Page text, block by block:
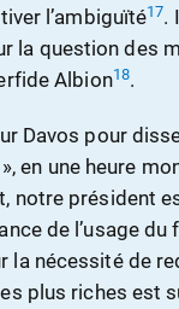
l’ambiguïté17.
la question des
Albion18.
Davos pour
», en une heure
notre président
de l’usage
la nécessité de
plus riches est